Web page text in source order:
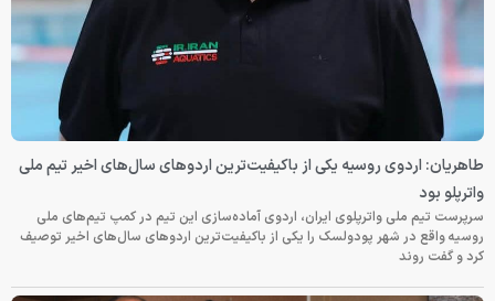
طاهریان: اردوی روسیه یکی از باکیفیت‌ترین اردوهای سال‌های اخیر تیم ملی
واترپلو بود
سرپرست تیم ملی واترپلوی ایران، اردوی آماده‌سازی این تیم در کمپ تیم‌های ملی
روسیه واقع در شهر پودولسک را یکی از باکیفیت‌ترین اردوهای سال‌های اخیر توصیف
کرد و گفت روند